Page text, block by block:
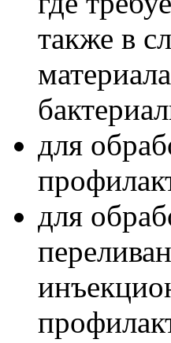
также в
для
для